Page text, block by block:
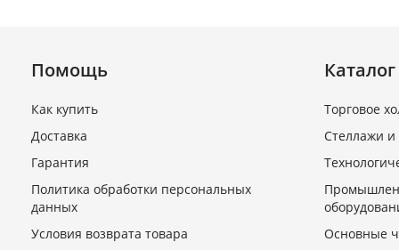
Помощь
Как купить
Доставка
Гарантия
Политика обработки персональных
данных
Условия возврата товара
Каталог
Торговое
Стеллажи и
Основные